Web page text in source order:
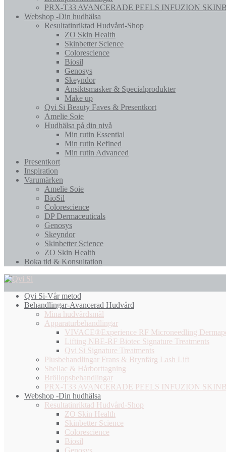
PRX-T33 AVANCERADE PEELS INFUZION
Webshop -Din hudhälsa
Resultatinriktad Hudvård-Shop
ZO Skin Health
Skinbetter Science
Colorescience
Biosil
Genosys
Skeyndor
Ansiktsmasker & Specialprodukter
Make up
Qvi Si Beauty Faves & Presentkort
Amelie Soie
Hudhälsa på din nivå
Min rutin Essential
Min rutin Refined
Min rutin Advanced
Presentkort
Inspiration
Varumärken
Amelie Soie
BioSil
Colorescience
DP Dermaceuticals
Genosys
Skeyndor
Skinbetter Science
ZO Skin Health
Boka tid & Konsultation
Qvi Si-Vår metod
Behandlingar-Avancerad Hudvård
Mina hudvårdsmål
Apparaturbehandlingar
VIVACE®Experience RF Microneedling
Lifting NBE-RF Biotec Signature Treatments
Qvi Si Signature Treatments
Plusbehandlingar Frans & Brynfärg Lash Lift
Shellac & Hårborttagning
Bröllopsbehandlingar
PRX-T33 AVANCERADE PEELS INFUZION
Webshop -Din hudhälsa
Resultatinriktad Hudvård-Shop
ZO Skin Health
Skinbetter Science
Colorescience
Biosil
Genosys